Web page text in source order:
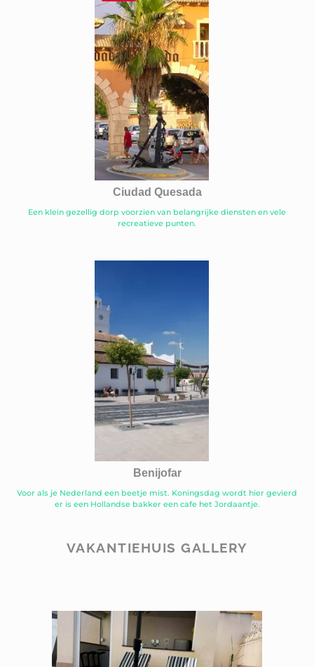
Ciudad Quesada
Een klein gezellig dorp voorzien van belangrijke diensten en vele
recreatieve punten.
Benijofar
Voor als je Nederland een beetje mist. Koningsdag wordt hier gevierd
er is een Hollandse bakker een cafe het Jordaantje.
VAKANTIEHUIS GALLERY